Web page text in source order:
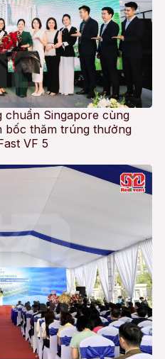
chuẩn Singapore cùng
bốc thăm trúng thưởng
VF 5